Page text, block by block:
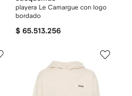
playera Le Camargue con logo
bordado
$ 65.513.256